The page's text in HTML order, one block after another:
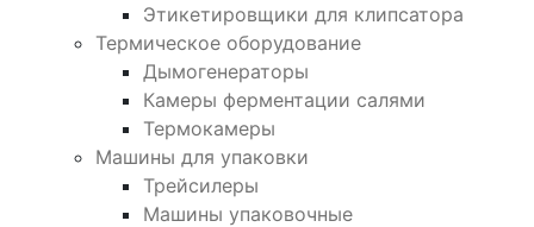
Этикетировщики для клипсатора
Термическое оборудование
Дымогенераторы
Камеры ферментации салями
Термокамеры
Машины для упаковки
Трейсилеры
Машины упаковочные